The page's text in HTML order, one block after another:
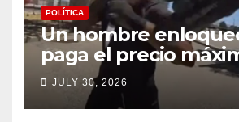
POLÍTICA
Un hombre
paga el precio
después de llevar
a un tiroteo con
condado de Los
JULY 30, 2026